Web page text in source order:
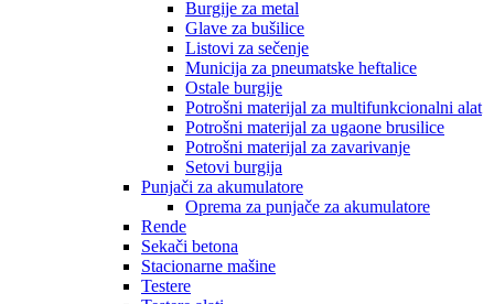
Burgije za metal
Glave za bušilice
Listovi za sečenje
Municija za pneumatske heftalice
Ostale burgije
Potrošni materijal za multifunkcionalni alat
Potrošni materijal za ugaone brusilice
Potrošni materijal za zavarivanje
Setovi burgija
Punjači za akumulatore
Oprema za punjače za akumulatore
Rende
Sekači betona
Stacionarne mašine
Testere